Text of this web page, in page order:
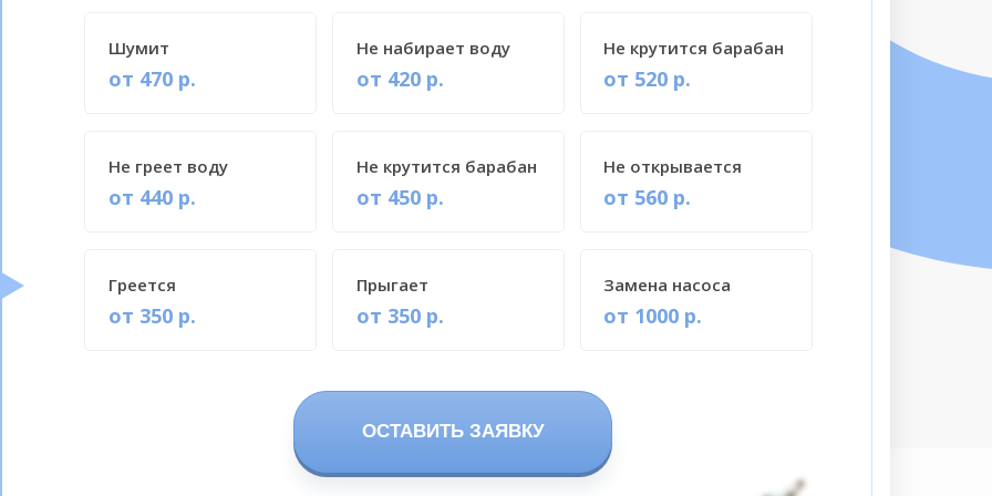
ОСТАВИТЬ ЗАЯВКУ
от 470 р.
Шумит
от 420 р.
Не набирает воду
от 520 р.
Не крутится барабан
от 440 р.
Не греет воду
от 450 р.
Не крутится барабан
от 560 р.
Не открывается
от 350 р.
Греется
от 350 р.
Прыгает
от 1000 р.
Замена насоса